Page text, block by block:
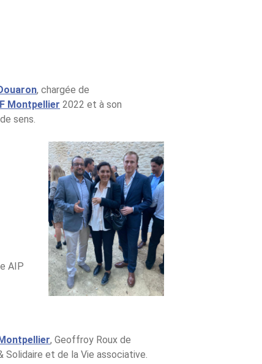
, chargée de
Montpellier 2022 et à son
sens.
AIP
, Geoffroy Roux de
Solidaire et de la Vie associative.